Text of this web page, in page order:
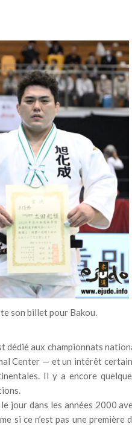
son billet pour Bakou.
dédié aux championnats
Center — et un intérêt
Il y a encore
jour dans les années 2000
si ce n’est pas une première